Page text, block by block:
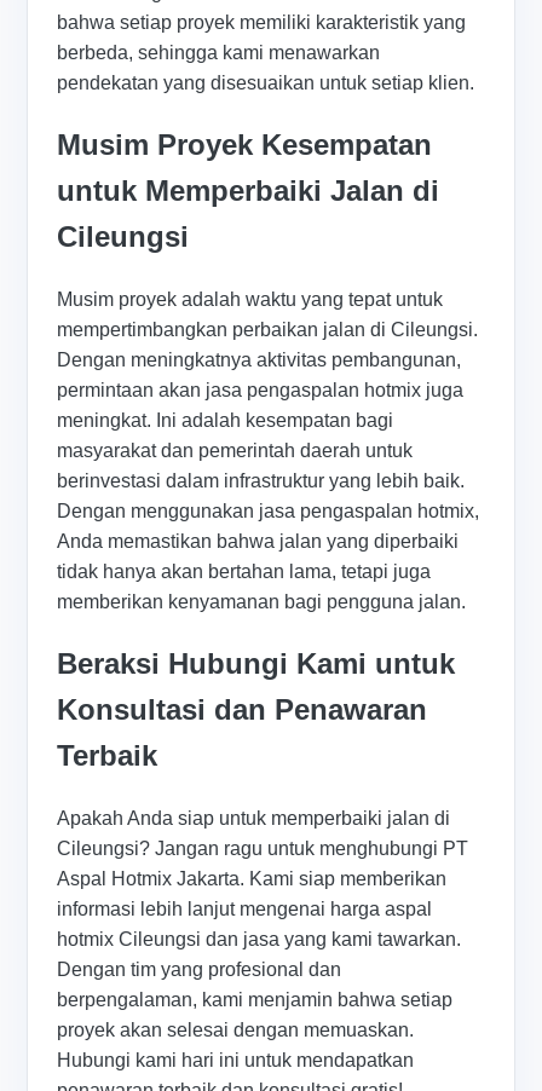
bahwa setiap proyek memiliki karakteristik yang
berbeda, sehingga kami menawarkan
pendekatan yang disesuaikan untuk setiap klien.
Musim Proyek Kesempatan
untuk Memperbaiki Jalan di
Cileungsi
Musim proyek adalah waktu yang tepat untuk
mempertimbangkan perbaikan jalan di Cileungsi.
Dengan meningkatnya aktivitas pembangunan,
permintaan akan jasa pengaspalan hotmix juga
meningkat. Ini adalah kesempatan bagi
masyarakat dan pemerintah daerah untuk
berinvestasi dalam infrastruktur yang lebih baik.
Dengan menggunakan jasa pengaspalan hotmix,
Anda memastikan bahwa jalan yang diperbaiki
tidak hanya akan bertahan lama, tetapi juga
memberikan kenyamanan bagi pengguna jalan.
Beraksi Hubungi Kami untuk
Konsultasi dan Penawaran
Terbaik
Apakah Anda siap untuk memperbaiki jalan di
Cileungsi? Jangan ragu untuk menghubungi PT
Aspal Hotmix Jakarta. Kami siap memberikan
informasi lebih lanjut mengenai harga aspal
hotmix Cileungsi dan jasa yang kami tawarkan.
Dengan tim yang profesional dan
berpengalaman, kami menjamin bahwa setiap
proyek akan selesai dengan memuaskan.
Hubungi kami hari ini untuk mendapatkan